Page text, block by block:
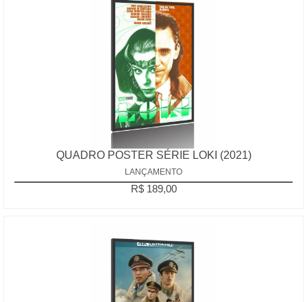
QUADRO POSTER SÉRIE LOKI (2021)
LANÇAMENTO
R$ 189,00